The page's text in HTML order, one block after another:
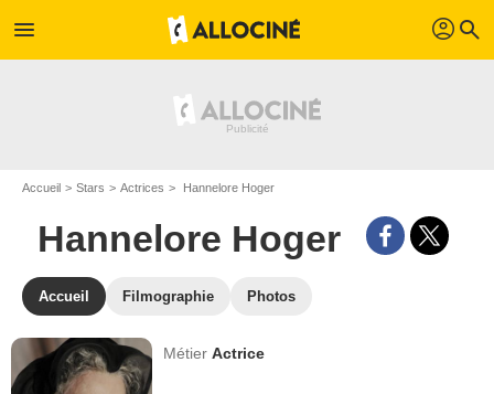
menu profil search
Accueil Stars Actrices Hannelore Hoger
Hannelore Hoger
Accueil Filmographie Photos
MétierActrice